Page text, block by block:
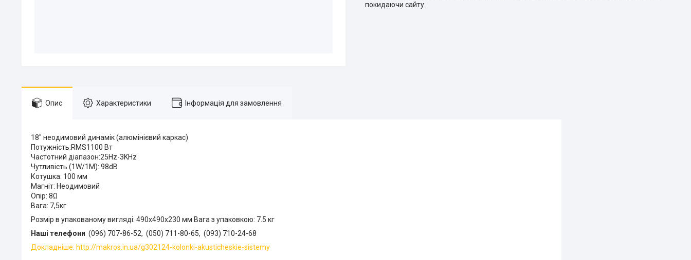
покидаючи сайту.
Опис Характеристики Інформація для замовлення
18" неодимовий динамік (алюмінієвий каркас)
Потужність:RMS1100 Вт
Частотний діапазон:25Hz-3KHz
Чутливість (1W/1M): 98dB
Котушка: 100 мм
Магніт: Неодимовий
Опір: 8Ω
Вага: 7,5кг
Розмір в упакованому вигляді: 490x490x230 мм Вага з упаковкою: 7.5 кг
Наші телефони (096) 707-86-52, (050) 711-80-65, (093) 710-24-68
Докладніше: http://makros.in.ua/g302124-kolonki-akusticheskie-sistemy